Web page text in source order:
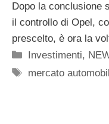
Dopo la conclusione
il controllo di Opel,
prescelto, è ora la
Categorie
Investimenti,
Tag
mercato